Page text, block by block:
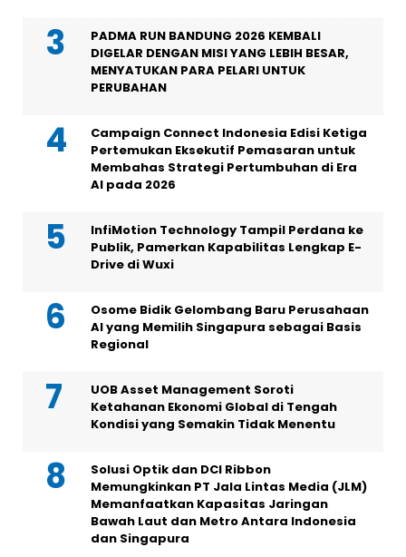
PADMA RUN BANDUNG 2026 KEMBALI
DIGELAR DENGAN MISI YANG LEBIH BESAR,
MENYATUKAN PARA PELARI UNTUK
PERUBAHAN
Campaign Connect Indonesia Edisi Ketiga
Pertemukan Eksekutif Pemasaran untuk
Membahas Strategi Pertumbuhan di Era
AI pada 2026
InfiMotion Technology Tampil Perdana ke
Publik, Pamerkan Kapabilitas Lengkap E-
Drive di Wuxi
Osome Bidik Gelombang Baru Perusahaan
AI yang Memilih Singapura sebagai Basis
Regional
UOB Asset Management Soroti
Ketahanan Ekonomi Global di Tengah
Kondisi yang Semakin Tidak Menentu
Solusi Optik dan DCI Ribbon
Memungkinkan PT Jala Lintas Media (JLM)
Memanfaatkan Kapasitas Jaringan
Bawah Laut dan Metro Antara Indonesia
dan Singapura